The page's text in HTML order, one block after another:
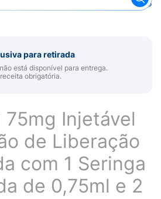
Remédio para Sistema Nervoso
para retirada
está disponível para entrega.
obrigatória.
75mg Injetável
de Liberação
com 1 Seringa
de 0,75ml e 2